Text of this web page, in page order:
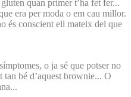
quan primer t’ha fet fer...
era per moda o em cau millor.
és conscient ell mateix del que
o ja sé que potser no
tan bé d’aquest brownie... O